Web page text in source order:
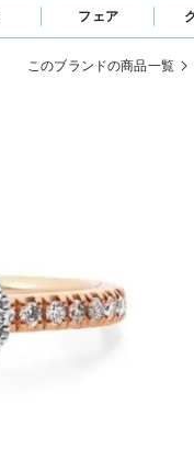
フェア
このブランドの商品一覧